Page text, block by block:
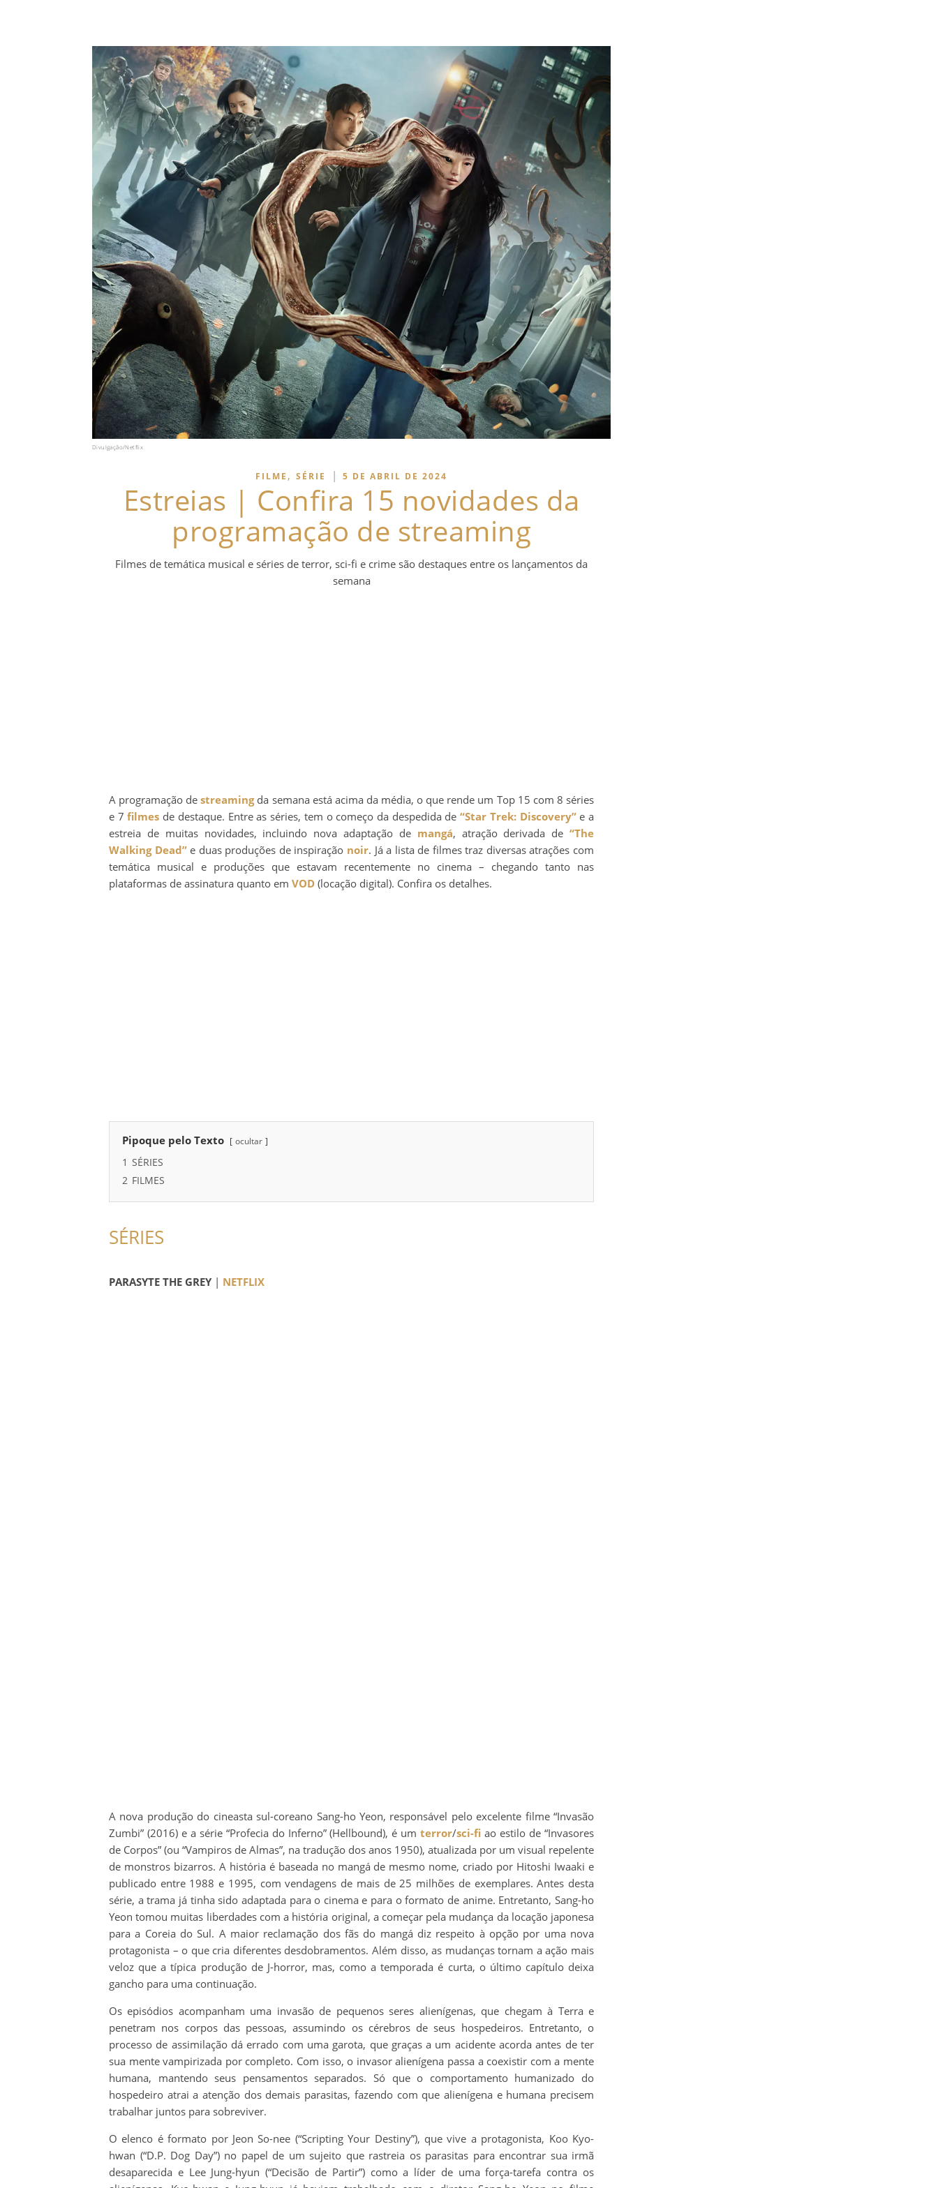
Divulgação/Netflix
FILME , SÉRIE | 5 DE ABRIL DE 2024
Estreias | Confira 15 novidades da
programação de streaming
Filmes de temática musical e séries de terror, sci-fi e crime são destaques entre os lançamentos da
semana
A programação destreamingda semana está acima da média, o que rende um Top 15 com 8 séries
e 7filmes de destaque. Entre as séries, tem o começo da despedida de“Star Trek: Discovery”e a
estreia de muitas novidades, incluindo nova adaptação de mangá, atração derivada de“The
Walking Dead”e duas produções de inspiração noir. Já a lista de filmes traz diversas atrações com
temática musical e produções que estavam recentemente no cinema – chegando tanto nas
plataformas de assinatura quanto em VOD (locação digital). Confira os detalhes.
Pipoque pelo Texto ocultar
1 SÉRIES
2 FILMES
SÉRIES
PARASYTE THE GREY | NETFLIX
A nova produção do cineasta sul-coreano Sang-ho Yeon, responsável pelo excelente filme “Invasão
Zumbi” (2016) e a série “Profecia do Inferno” (Hellbound), é umterror/sci-fi ao estilo de “Invasores
de Corpos” (ou “Vampiros de Almas”, na tradução dos anos 1950), atualizada por um visual repelente
de monstros bizarros. A história é baseada no mangá de mesmo nome, criado por Hitoshi Iwaaki e
publicado entre 1988 e 1995, com vendagens de mais de 25 milhões de exemplares. Antes desta
série, a trama já tinha sido adaptada para o cinema e para o formato de anime. Entretanto, Sang-ho
Yeon tomou muitas liberdades com a história original, a começar pela mudança da locação japonesa
para a Coreia do Sul. A maior reclamação dos fãs do mangá diz respeito à opção por uma nova
protagonista – o que cria diferentes desdobramentos. Além disso, as mudanças tornam a ação mais
veloz que a típica produção de J-horror, mas, como a temporada é curta, o último capítulo deixa
gancho para uma continuação.
Os episódios acompanham uma invasão de pequenos seres alienígenas, que chegam à Terra e
penetram nos corpos das pessoas, assumindo os cérebros de seus hospedeiros. Entretanto, o
processo de assimilação dá errado com uma garota, que graças a um acidente acorda antes de ter
sua mente vampirizada por completo. Com isso, o invasor alienígena passa a coexistir com a mente
humana, mantendo seus pensamentos separados. Só que o comportamento humanizado do
hospedeiro atrai a atenção dos demais parasitas, fazendo com que alienígena e humana precisem
trabalhar juntos para sobreviver.
O elenco é formato por Jeon So-nee (“Scripting Your Destiny”), que vive a protagonista, Koo Kyo-
hwan (“D.P. Dog Day”) no papel de um sujeito que rastreia os parasitas para encontrar sua irmã
desaparecida e Lee Jung-hyun (“Decisão de Partir”) como a líder de uma força-tarefa contra os